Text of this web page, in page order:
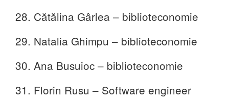
28. Cătălina Gârlea – biblioteconomie
29. Natalia Ghimpu – biblioteconomie
30. Ana Busuioc – biblioteconomie
31. Florin Rusu – Software engineer